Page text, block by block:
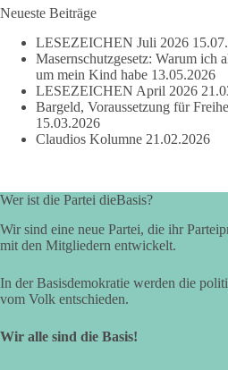
Neueste Beiträge
LESEZEICHEN Juli 2026
Masernschutzgesetz: Warum ich
um mein Kind habe 13.05.2026
LESEZEICHEN April 2026
Bargeld, Voraussetzung für
15.03.2026
Claudios Kolumne 21.02.2026
Wer ist die Partei dieBasis?
Wir sind eine neue Partei, die ihr
mit den Mitgliedern entwickelt.
In der Basisdemokratie werden die
vom Volk entschieden.
Wir alle sind die Basis!